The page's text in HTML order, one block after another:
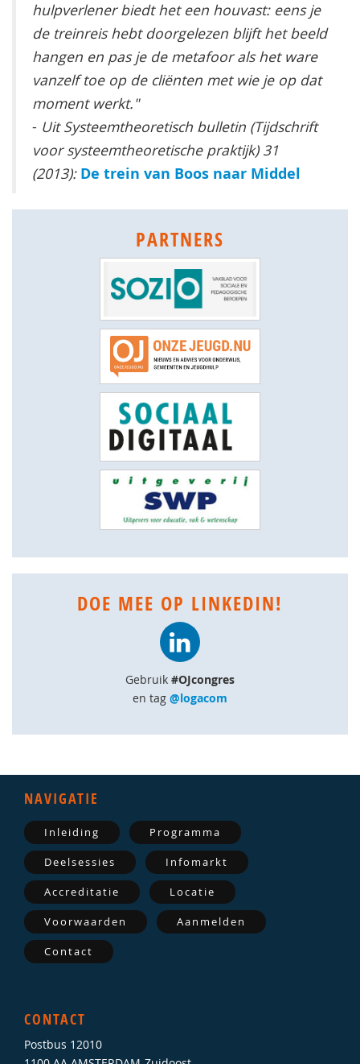
hulpverlener biedt het een houvast: eens je
de treinreis hebt doorgelezen blijft het beeld
hangen en pas je de metafoor als het ware
vanzelf toe op de cliënten met wie je op dat
moment werkt."
- Uit Systeemtheoretisch bulletin (Tijdschrift
voor systeemtheoretische praktijk) 31
(2013): De trein van Boos naar Middel
PARTNERS
DOE MEE OP LINKEDIN!
Gebruik #OJcongres
en tag @logacom
NAVIGATIE
Inleiding Programma
Deelsessies Infomarkt
Accreditatie Locatie
Voorwaarden Aanmelden
Contact
CONTACT
Postbus 12010